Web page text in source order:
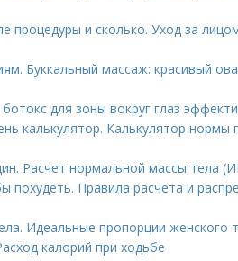
процедуры и сколько. Уход за
Буккальный массаж: красивый
для зоны вокруг глаз
калькулятор. Калькулятор нормы
Расчет нормальной массы тела
похудеть. Правила расчета и
Идеальные пропорции женского
калорий при ходьбе